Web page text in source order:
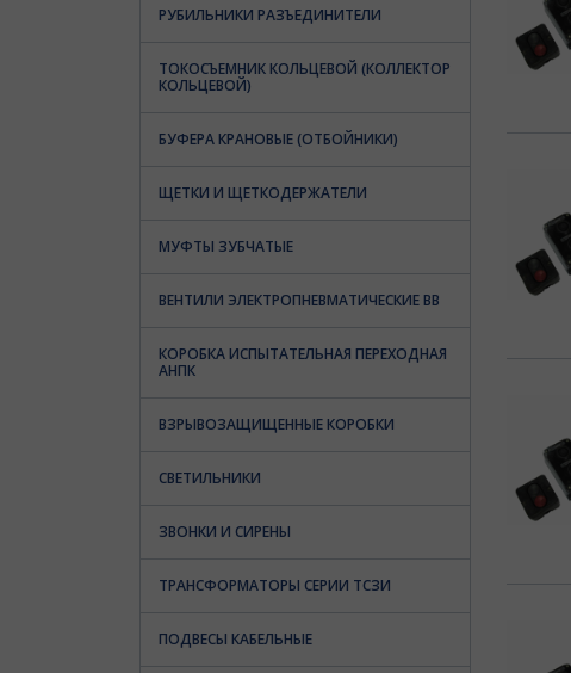
РУБИЛЬНИКИ РАЗЪЕДИНИТЕЛИ
ТОКОСЪЕМНИК КОЛЬЦЕВОЙ (КОЛЛЕКТОР
КОЛЬЦЕВОЙ)
БУФЕРА КРАНОВЫЕ (ОТБОЙНИКИ)
ЩЕТКИ И ЩЕТКОДЕРЖАТЕЛИ
МУФТЫ ЗУБЧАТЫЕ
ВЕНТИЛИ ЭЛЕКТРОПНЕВМАТИЧЕСКИЕ ВВ
КОРОБКА ИСПЫТАТЕЛЬНАЯ ПЕРЕХОДНАЯ
АНПК
ВЗРЫВОЗАЩИЩЕННЫЕ КОРОБКИ
СВЕТИЛЬНИКИ
ЗВОНКИ И СИРЕНЫ
ТРАНСФОРМАТОРЫ СЕРИИ ТСЗИ
ПОДВЕСЫ КАБЕЛЬНЫЕ